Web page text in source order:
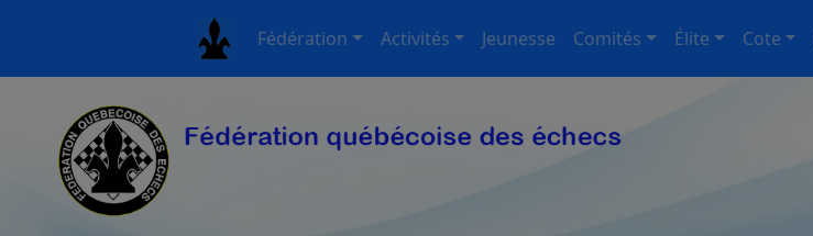
Fédération Activités Jeunesse Comités Élite Cote